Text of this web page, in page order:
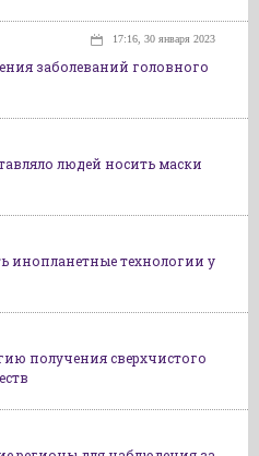
17:16, 30 января 2023
заболеваний головного
людей носить маски
инопланетные технологии у
получения сверхчистого